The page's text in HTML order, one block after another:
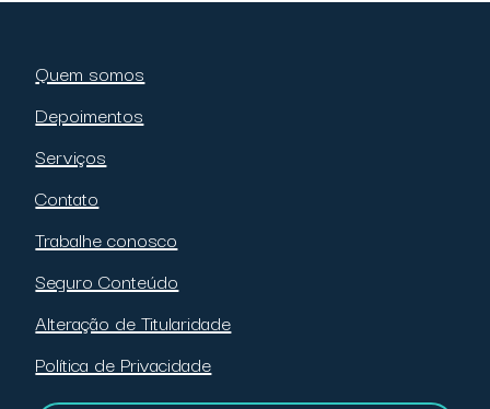
Quem somos
Depoimentos
Serviços
Contato
Trabalhe conosco
Seguro Conteúdo
Alteração de Titularidade
Política de Privacidade